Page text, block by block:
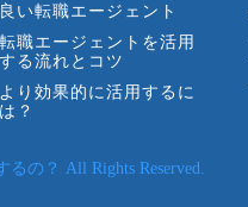
良い転職エージェント
転職エージェントを活用
する流れとコツ
より効果的に活用するに
は？
の？ All Rights Reserved.